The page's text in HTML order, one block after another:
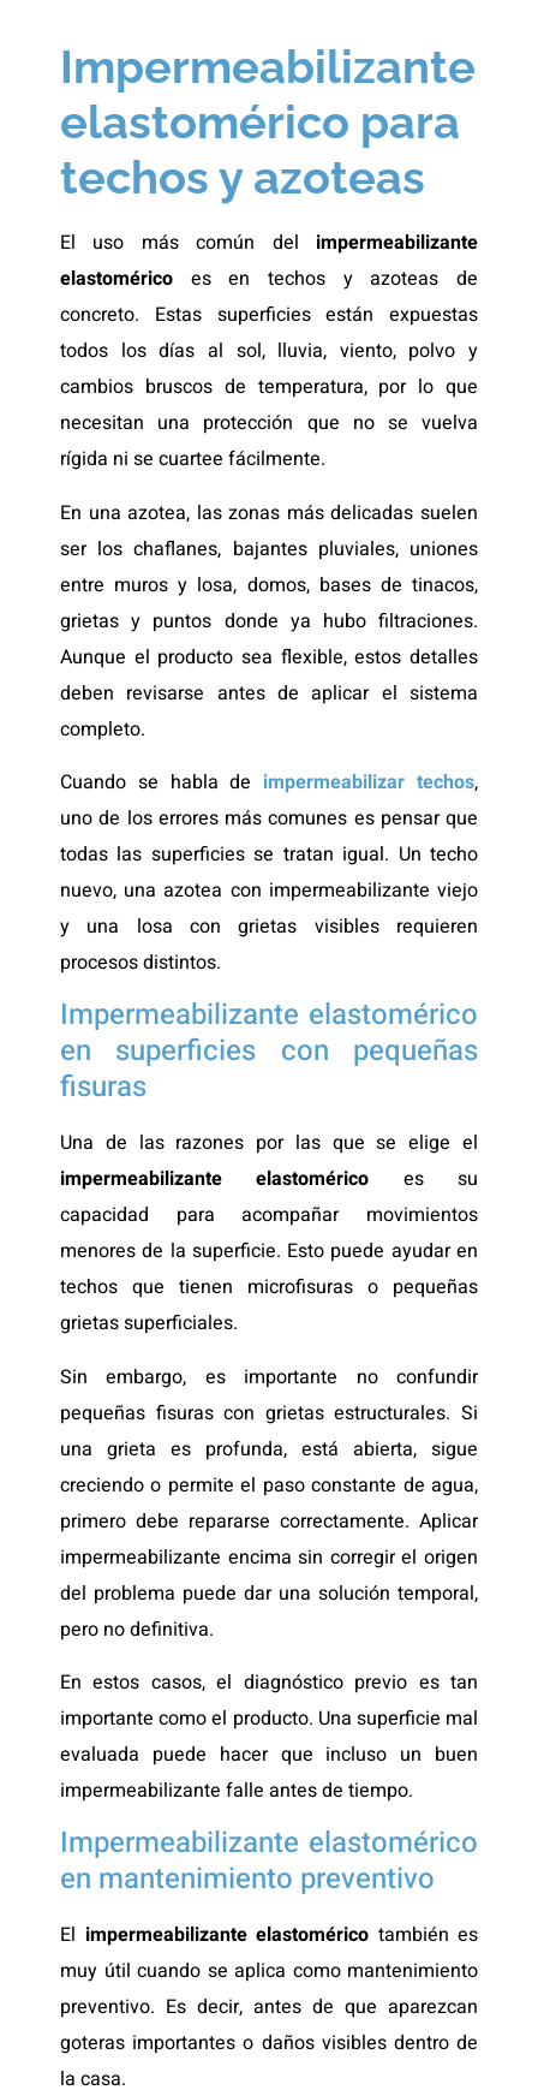
Impermeabilizante
elastomérico para
techos y azoteas
El uso más común del impermeabilizante
elastomérico es en techos y azoteas de
concreto. Estas superficies están expuestas
todos los días al sol, lluvia, viento, polvo y
cambios bruscos de temperatura, por lo que
necesitan una protección que no se vuelva
rígida ni se cuartee fácilmente.
En una azotea, las zonas más delicadas suelen
ser los chaflanes, bajantes pluviales, uniones
entre muros y losa, domos, bases de tinacos,
grietas y puntos donde ya hubo filtraciones.
Aunque el producto sea flexible, estos detalles
deben revisarse antes de aplicar el sistema
completo.
Cuando se habla de impermeabilizar techos,
uno de los errores más comunes es pensar que
todas las superficies se tratan igual. Un techo
nuevo, una azotea con impermeabilizante viejo
y una losa con grietas visibles requieren
procesos distintos.
Impermeabilizante elastomérico
en superficies con pequeñas
fisuras
Una de las razones por las que se elige el
impermeabilizante elastomérico es su
capacidad para acompañar movimientos
menores de la superficie. Esto puede ayudar en
techos que tienen microfisuras o pequeñas
grietas superficiales.
Sin embargo, es importante no confundir
pequeñas fisuras con grietas estructurales. Si
una grieta es profunda, está abierta, sigue
creciendo o permite el paso constante de agua,
primero debe repararse correctamente. Aplicar
impermeabilizante encima sin corregir el origen
del problema puede dar una solución temporal,
pero no definitiva.
En estos casos, el diagnóstico previo es tan
importante como el producto. Una superficie mal
evaluada puede hacer que incluso un buen
impermeabilizante falle antes de tiempo.
Impermeabilizante elastomérico
en mantenimiento preventivo
El impermeabilizante elastomérico también es
muy útil cuando se aplica como mantenimiento
preventivo. Es decir, antes de que aparezcan
goteras importantes o daños visibles dentro de
la casa.